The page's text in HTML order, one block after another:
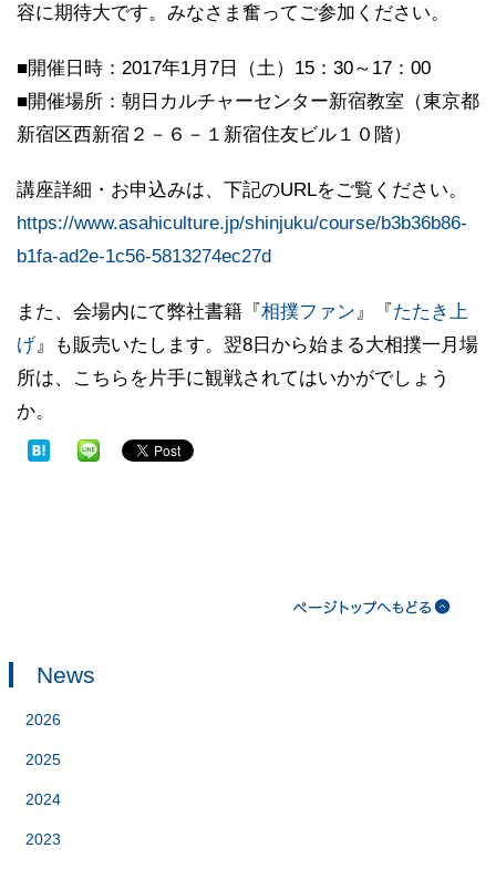
容に期待大です。みなさま奮ってご参加ください。
■開催日時：2017年1月7日（土）15：30～17：00
■開催場所：朝日カルチャーセンター新宿教室（東京都
新宿区西新宿２－６－１新宿住友ビル１０階）
講座詳細・お申込みは、下記のURLをご覧ください。
https://www.asahiculture.jp/shinjuku/course/b3b36b86-
b1fa-ad2e-1c56-5813274ec27d
また、会場内にて弊社書籍『相撲ファン』『たたき上
げ』も販売いたします。翌8日から始まる大相撲一月場
所は、こちらを片手に観戦されてはいかがでしょう
か。
News
2026
2025
2024
2023